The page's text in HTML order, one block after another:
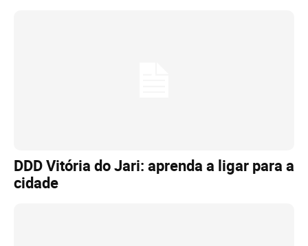
DDD Vitória do Jari: aprenda a ligar para a
cidade